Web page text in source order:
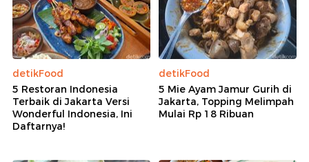
detikFood
5 Restoran Indonesia
Terbaik di Jakarta Versi
Wonderful Indonesia, Ini
Daftarnya!
detikFood
5 Mie Ayam Jamur Gurih di
Jakarta, Topping Melimpah
Mulai Rp 18 Ribuan